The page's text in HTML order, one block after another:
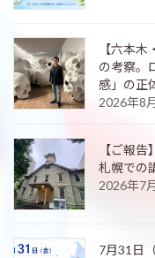
【六本
の考察。
感」の正
2026年8
【ご報
札幌での
2026年7
7月31日